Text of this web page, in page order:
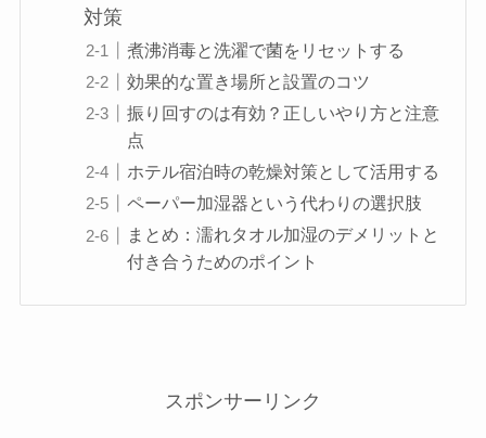
対策
煮沸消毒と洗濯で菌をリセットする
効果的な置き場所と設置のコツ
振り回すのは有効？正しいやり方と注意
点
ホテル宿泊時の乾燥対策として活用する
ペーパー加湿器という代わりの選択肢
まとめ：濡れタオル加湿のデメリットと
付き合うためのポイント
スポンサーリンク